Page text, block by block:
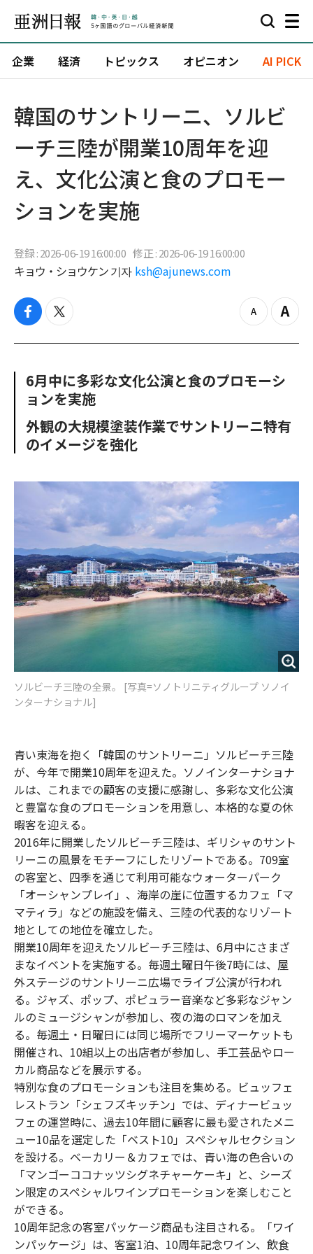
企業 経済 トピックス オピニオン AI PICK
韓国のサントリーニ、ソルビ
ーチ三陸が開業10周年を迎
え、文化公演と食のプロモー
ションを実施
登録 : 2026-06-19 16:00:00 修正 : 2026-06-19 16:00:00
キョウ・ショウケン 기자 ksh@ajunews.com
f
c
o
o
t
i
e
r
z
o
u
Z
o
n
6月中に多彩な文化公演と食のプロモーシ
ョンを実施
外観の大規模塗装作業でサントリーニ特有
のイメージを強化
ソルビーチ三陸の全景。 [写真=ソノトリニティグループ ソノイ
ンターナショナル]
青い東海を抱く「韓国のサントリーニ」ソルビーチ三陸
が、今年で開業10周年を迎えた。ソノインターナショナ
ルは、これまでの顧客の支援に感謝し、多彩な文化公演
と豊富な食のプロモーションを用意し、本格的な夏の休
暇客を迎える。
2016年に開業したソルビーチ三陸は、ギリシャのサント
リーニの風景をモチーフにしたリゾートである。709室
の客室と、四季を通じて利用可能なウォーターパーク
「オーシャンプレイ」、海岸の崖に位置するカフェ「マ
マティラ」などの施設を備え、三陸の代表的なリゾート
地としての地位を確立した。
開業10周年を迎えたソルビーチ三陸は、6月中にさまざ
まなイベントを実施する。毎週土曜日午後7時には、屋
外ステージのサントリーニ広場でライブ公演が行われ
る。ジャズ、ポップ、ポピュラー音楽など多彩なジャン
ルのミュージシャンが参加し、夜の海のロマンを加え
る。毎週土・日曜日には同じ場所でフリーマーケットも
開催され、10組以上の出店者が参加し、手工芸品やロー
カル商品などを展示する。
特別な食のプロモーションも注目を集める。ビュッフェ
レストラン「シェフズキッチン」では、ディナービュッ
フェの運営時に、過去10年間に顧客に最も愛されたメニ
ュー10品を選定した「ベスト10」スペシャルセクション
を設ける。ベーカリー＆カフェでは、青い海の色合いの
「マンゴーココナッツシグネチャーケーキ」と、シーズ
ン限定のスペシャルワインプロモーションを楽しむこと
ができる。
10周年記念の客室パッケージ商品も注目される。「ワイ
ンパッケージ」は、客室1泊、10周年記念ワイン、飲食